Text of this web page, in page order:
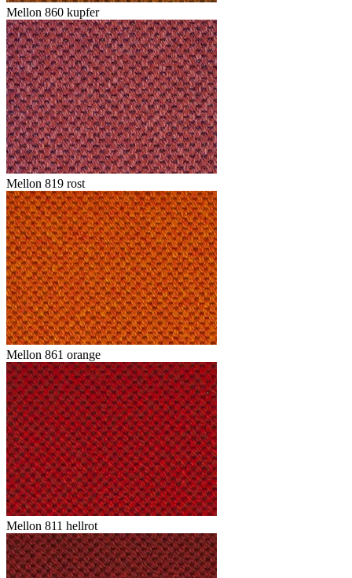
Mellon 860 kupfer
Mellon 819 rost
Mellon 861 orange
Mellon 811 hellrot